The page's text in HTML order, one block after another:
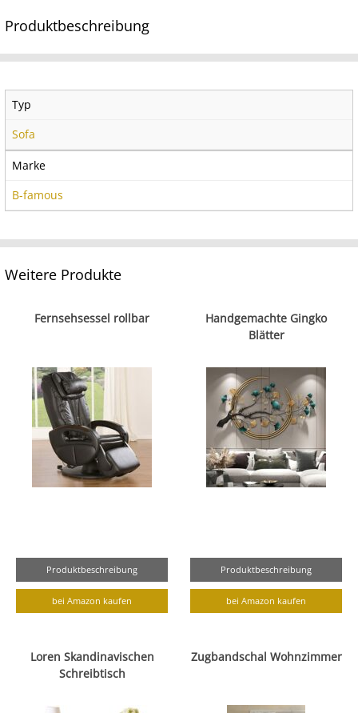
Produktbeschreibung
Typ
Sofa
Marke
B-famous
Weitere Produkte
Fernsehsessel rollbar
Produktbeschreibung
bei Amazon kaufen
Handgemachte Gingko
Blätter
Produktbeschreibung
bei Amazon kaufen
Loren Skandinavischen
Schreibtisch
Zugbandschal Wohnzimmer